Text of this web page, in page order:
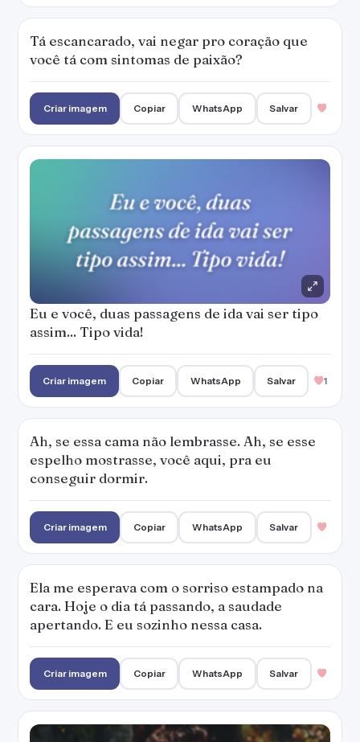
Tá escancarado, vai negar pro coração que
você tá com sintomas de paixão?
Criar imagem Copiar WhatsApp Salvar
Eu e você, duas passagens de ida vai ser tipo
assim... Tipo vida!
Criar imagem Copiar WhatsApp Salvar 1
Ah, se essa cama não lembrasse. Ah, se esse
espelho mostrasse, você aqui, pra eu
conseguir dormir.
Criar imagem Copiar WhatsApp Salvar
Ela me esperava com o sorriso estampado na
cara. Hoje o dia tá passando, a saudade
apertando. E eu sozinho nessa casa.
Criar imagem Copiar WhatsApp Salvar